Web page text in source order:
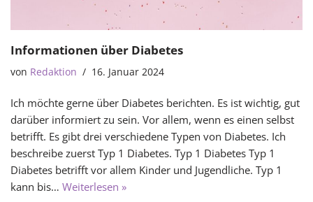
Informationen über Diabetes
von Redaktion 16. Januar 2024
Ich möchte gerne über Diabetes berichten. Es ist wichtig, gut
darüber informiert zu sein. Vor allem, wenn es einen selbst
betrifft. Es gibt drei verschiedene Typen von Diabetes. Ich
beschreibe zuerst Typ 1 Diabetes. Typ 1 Diabetes Typ 1
Diabetes betrifft vor allem Kinder und Jugendliche. Typ 1
kann bis… Weiterlesen »